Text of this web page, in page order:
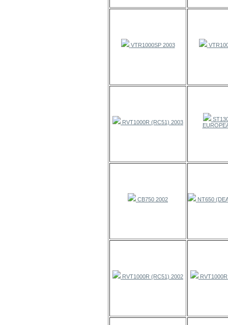
VTR1000SP 2003
RVT1000R (RC51) 2003
CB750 2002 NT650
RVT1000R (RC51) 2002